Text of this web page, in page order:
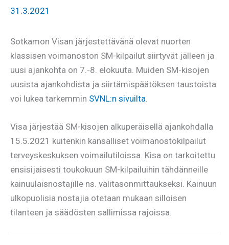
31.3.2021
Sotkamon Visan järjestettävänä olevat nuorten
klassisen voimanoston SM-kilpailut siirtyvät jälleen ja
uusi ajankohta on 7.-8. elokuuta. Muiden SM-kisojen
uusista ajankohdista ja siirtämispäätöksen taustoista
voi lukea tarkemmin SVNL:n sivuilta.
Visa järjestää SM-kisojen alkuperäisellä ajankohdalla
15.5.2021 kuitenkin kansalliset voimanostokilpailut
terveyskeskuksen voimailutiloissa. Kisa on tarkoitettu
ensisijaisesti toukokuun SM-kilpailuihin tähdänneille
kainuulaisnostajille ns. välitasonmittaukseksi. Kainuun
ulkopuolisia nostajia otetaan mukaan silloisen
tilanteen ja säädösten sallimissa rajoissa.